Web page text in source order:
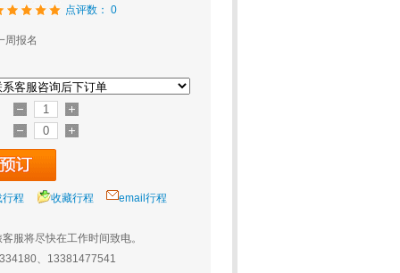
点评数： 0
周报名
行程 收藏行程 email行程
服将尽快在工作时间致电。
、13381477541